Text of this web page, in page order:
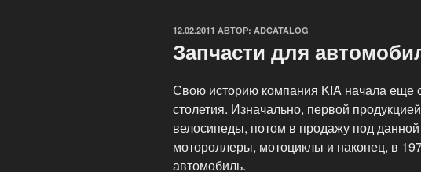
ОПУБЛИКОВАНО
12.02.2011 АВТОР: ADCATALOG
Запчасти для
Свою историю компания KIA начала еще
столетия. Изначально, первой
велосипеды, потом в продажу под данной
мотороллеры, мотоциклы и наконец, в
автомобиль.